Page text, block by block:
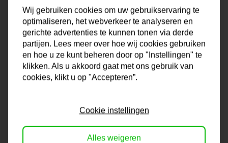
keus in formaten is enorm en mocht jouw formaat er niet
bij zitten, dan kun je altijd contact met ons opnemen voor
een lijst op maat. Zo ben je altijd verzekerd van de juiste
lijst voor jouw foto, poster, diploma of wat je ook maar wilt
inlijsten.
Na je bestelling gaat onze lijstenmaker voor je aan de
slag. Gratis verzending vanaf €99,95!
Wij gebruiken cookies om uw gebruikservaring te
optimaliseren, het webverkeer te analyseren en
gerichte advertenties te kunnen tonen via derde
partijen. Lees meer over hoe wij cookies gebruiken
en hoe u ze kunt beheren door op "Instellingen" te
klikken. Als u akkoord gaat met ons gebruik van
cookies, klikt u op "Accepteren”.
Cookie instellingen
Alles weigeren